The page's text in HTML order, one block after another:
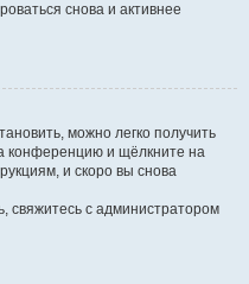
снова и активнее
можно легко получить
конференцию и щёлкните на
и скоро вы снова
свяжитесь с администратором